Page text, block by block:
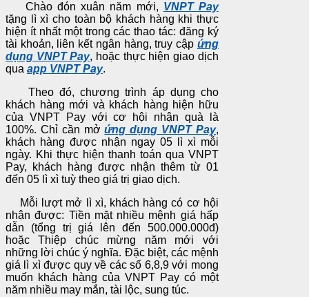
Chào đón xuân năm mới, VNPT Pay
tặng lì xì cho toàn bộ khách hàng khi thực
hiện ít nhất một trong các thao tác: đăng ký
tài khoản, liên kết ngân hàng, truy cập ứng
dụng VNPT Pay, hoặc thực hiện giao dịch
qua app VNPT Pay.
Theo đó, chương trình áp dụng cho
khách hàng mới và khách hàng hiện hữu
của VNPT Pay với cơ hội nhận quà là
100%. Chỉ cần mởứng dụng VNPT Pay,
khách hàng được nhận ngay 05 lì xì mỗi
ngày. Khi thực hiện thanh toán qua VNPT
Pay, khách hàng được nhận thêm từ 01
đến 05 lì xì tuỳ theo giá trị giao dịch.
Mỗi lượt mở lì xì, khách hàng có cơ hội
nhận được: Tiền mặt nhiều mệnh giá hấp
dẫn (tổng trị giá lên đến 500.000.000đ)
hoặc Thiệp chúc mừng năm mới với
những lời chúc ý nghĩa. Đặc biệt, các mệnh
giá lì xì được quy về các số 6,8,9 với mong
muốn khách hàng của VNPT Pay có một
năm nhiều may mắn, tài lộc, sung túc.